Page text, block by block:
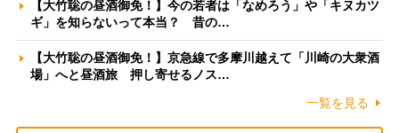
【大竹聡の昼酒御免！】今の若者は「なめろう」や「キヌカツ
ギ」を知らないって本当？ 昔の…
【大竹聡の昼酒御免！】京急線で多摩川越えて「川崎の大衆酒
場」へと昼酒旅 押し寄せるノス…
一覧を見る